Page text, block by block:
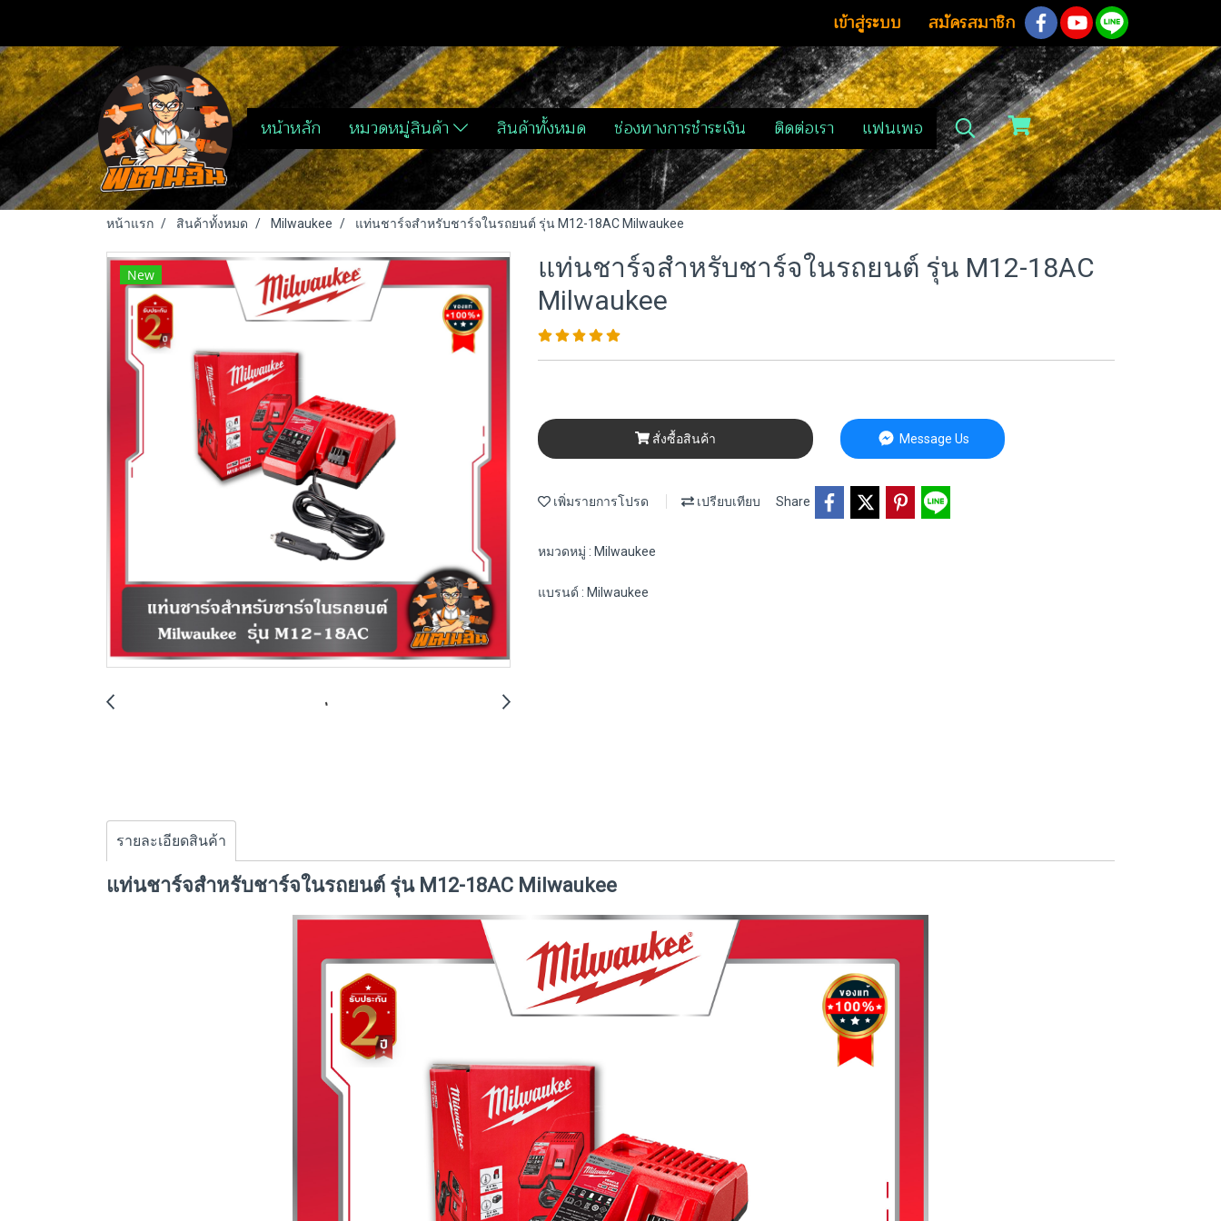
เข้าสู่ระบบ สมัครสมาชิก
หน้าหลัก หมวดหมู่สินค้า สินค้าทั้งหมด ช่องทางการชำระเงิน ติดต่อเรา แฟนเพจ
หน้าแรก สินค้าทั้งหมด Milwaukee แท่นชาร์จสำหรับชาร์จในรถยนต์ รุ่น M12-18AC Milwaukee
New
แท่นชาร์จสำหรับชาร์จในรถยนต์ รุ่น M12-18AC
Milwaukee
สั่งซื้อสินค้า Message Us
เพิ่มรายการโปรด เปรียบเทียบ Share
หมวดหมู่ : Milwaukee
แบรนด์ : Milwaukee
รายละเอียดสินค้า
แท่นชาร์จสำหรับชาร์จในรถยนต์ รุ่น M12-18AC Milwaukee